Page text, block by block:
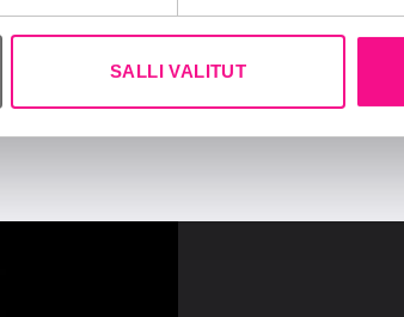
SALLI VALITUT